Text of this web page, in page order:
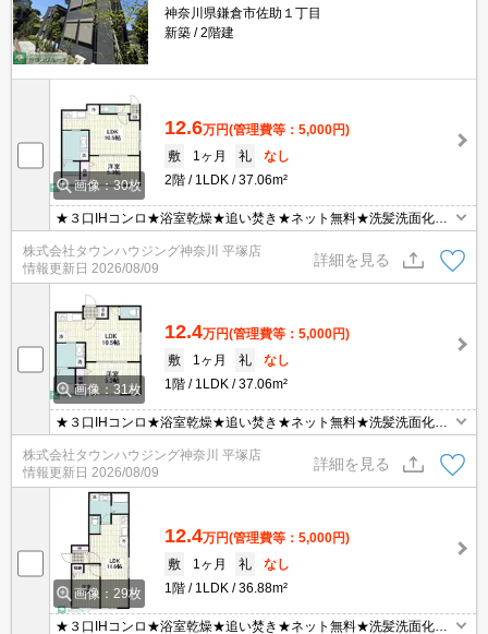
神奈川県鎌倉市佐助１丁目
新築
2階建
画像：30枚
12.6万円(管理費等：5,000円)
敷
1ヶ月 礼
なし
2階
1LDK 37.06m²
★３口IHコンロ★浴室乾燥★追い焚き★ネット無料★洗髪洗面化粧
台★宅配BOX★都市ガス★温水洗浄便座★室内物干し★電子ロック
★
株式会社タウンハウジング神奈川 平塚店
情報更新日 2026/08/09
詳細を見る
画像：31枚
12.4万円(管理費等：5,000円)
敷
1ヶ月 礼
なし
1階
1LDK 37.06m²
★３口IHコンロ★浴室乾燥★追い焚き★ネット無料★洗髪洗面化粧
台★宅配BOX★都市ガス★温水洗浄便座★室内物干し★電子ロック
★
株式会社タウンハウジング神奈川 平塚店
情報更新日 2026/08/09
詳細を見る
画像：29枚
12.4万円(管理費等：5,000円)
敷
1ヶ月 礼
なし
1階
1LDK 36.88m²
★３口IHコンロ★浴室乾燥★追い焚き★ネット無料★洗髪洗面化粧